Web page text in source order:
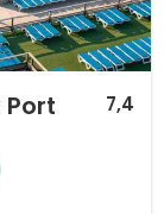
Port 7,4